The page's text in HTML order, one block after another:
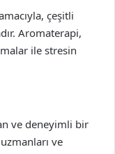
çeşitli
Aromaterapi,
ile stresin
ve deneyimli bir
ve